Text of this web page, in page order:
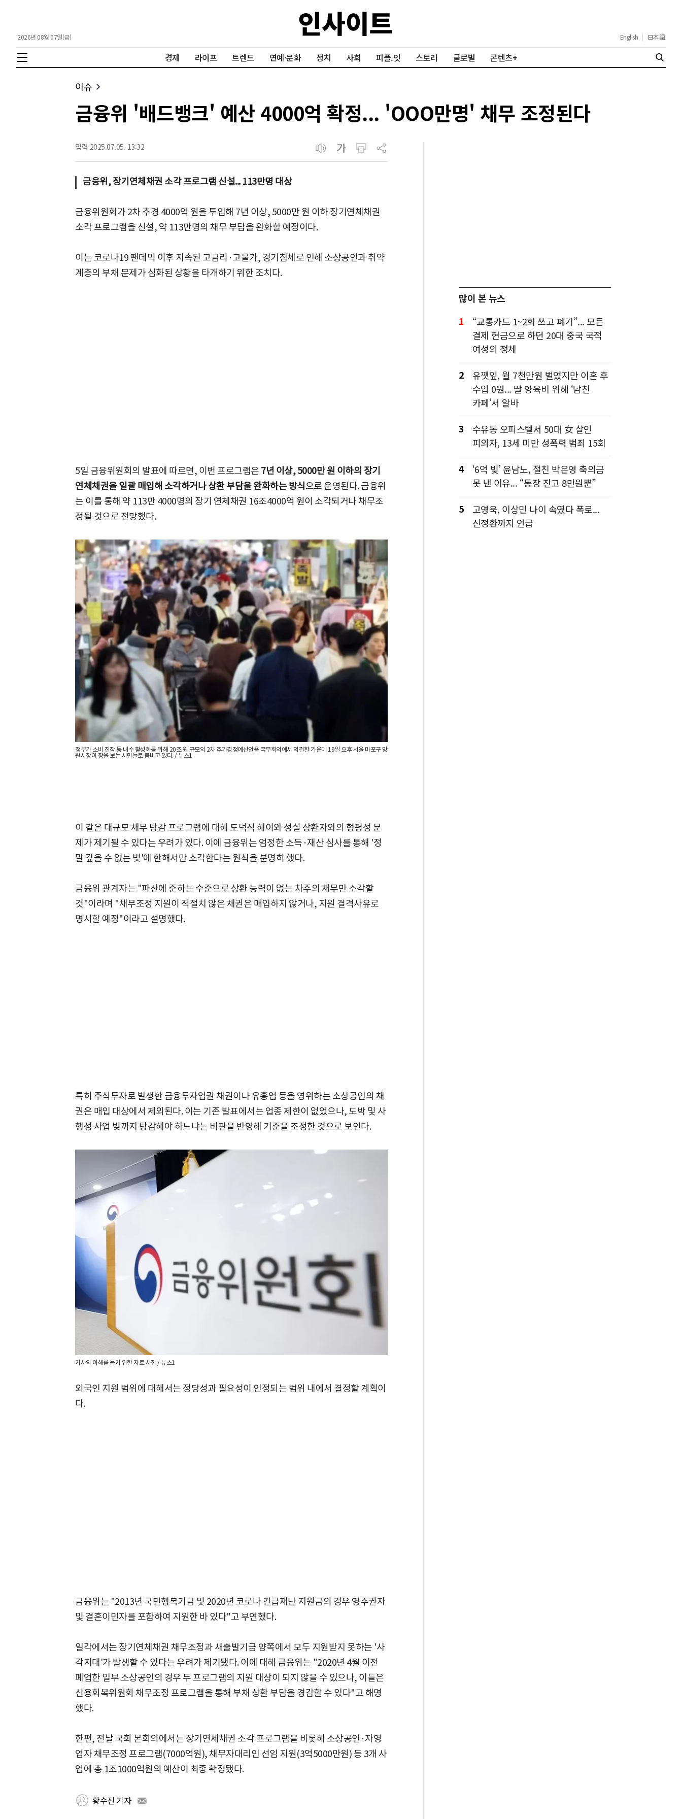
2026년 08월 07일(금) English | 日本語
경제 라이프 트렌드 연예·문화 정치 사회 피플.잇 스토리 글로벌 콘텐츠+
이슈
금융위 '배드뱅크' 예산 4000억 확정... 'OOO만명' 채무 조정된다
입력 2025.07.05. 13:32
금융위, 장기연체채권 소각 프로그램 신설... 113만명 대상
금융위원회가 2차 추경 4000억 원을 투입해 7년 이상, 5000만 원 이하 장기연체채권
소각 프로그램을 신설, 약 113만명의 채무 부담을 완화할 예정이다.
이는 코로나19 팬데믹 이후 지속된 고금리·고물가, 경기침체로 인해 소상공인과 취약
계층의 부채 문제가 심화된 상황을 타개하기 위한 조치다.
5일 금융위원회의 발표에 따르면, 이번 프로그램은 7년 이상, 5000만 원 이하의 장기
연체채권을 일괄 매입해 소각하거나 상환 부담을 완화하는 방식 으로 운영된다. 금융위
는 이를 통해 약 113만 4000명의 장기 연체채권 16조4000억 원이 소각되거나 채무조
정될 것으로 전망했다.
정부가 소비 진작 등 내수 활성화를 위해 20조 원 규모의 2차 추가경정예산안을 국무회의에서 의결한 가운데 19일 오후 서울 마포구 망
원시장이 장을 보는 시민들로 붐비고 있다. / 뉴스1
이 같은 대규모 채무 탕감 프로그램에 대해 도덕적 해이와 성실 상환자와의 형평성 문
제가 제기될 수 있다는 우려가 있다. 이에 금융위는 엄정한 소득·재산 심사를 통해 '정
말 갚을 수 없는 빚'에 한해서만 소각한다는 원칙을 분명히 했다.
금융위 관계자는 "파산에 준하는 수준으로 상환 능력이 없는 차주의 채무만 소각할
것"이라며 "채무조정 지원이 적절치 않은 채권은 매입하지 않거나, 지원 결격사유로
명시할 예정"이라고 설명했다.
특히 주식투자로 발생한 금융투자업권 채권이나 유흥업 등을 영위하는 소상공인의 채
권은 매입 대상에서 제외된다. 이는 기존 발표에서는 업종 제한이 없었으나, 도박 및 사
행성 사업 빚까지 탕감해야 하느냐는 비판을 반영해 기준을 조정한 것으로 보인다.
기사의 이해를 돕기 위한 자료 사진 / 뉴스1
외국인 지원 범위에 대해서는 정당성과 필요성이 인정되는 범위 내에서 결정할 계획이
다.
금융위는 "2013년 국민행복기금 및 2020년 코로나 긴급재난 지원금의 경우 영주권자
및 결혼이민자를 포함하여 지원한 바 있다"고 부연했다.
일각에서는 장기연체채권 채무조정과 새출발기금 양쪽에서 모두 지원받지 못하는 '사
각지대'가 발생할 수 있다는 우려가 제기됐다. 이에 대해 금융위는 "2020년 4월 이전
폐업한 일부 소상공인의 경우 두 프로그램의 지원 대상이 되지 않을 수 있으나, 이들은
신용회복위원회 채무조정 프로그램을 통해 부채 상환 부담을 경감할 수 있다"고 해명
했다.
한편, 전날 국회 본회의에서는 장기연체채권 소각 프로그램을 비롯해 소상공인·자영
업자 채무조정 프로그램(7000억원), 채무자대리인 선임 지원(3억5000만원) 등 3개 사
업에 총 1조1000억원의 예산이 최종 확정됐다.
황수진 기자
많이 본 뉴스
1
“교통카드 1~2회 쓰고 폐기”... 모든
결제 현금으로 하던 20대 중국 국적
여성의 정체
2
유깻잎, 월 7천만원 벌었지만 이혼 후
수입 0원... 딸 양육비 위해 ‘남친
카페’서 알바
3
수유동 오피스텔서 50대 女 살인
피의자, 13세 미만 성폭력 범죄 15회
4
‘6억 빚’ 윤남노, 절친 박은영 축의금
못 낸 이유... “통장 잔고 8만원뿐”
5
고영욱, 이상민 나이 속였다 폭로...
신정환까지 언급